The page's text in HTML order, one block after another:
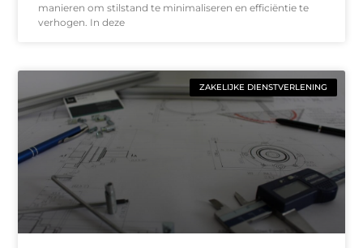
manieren om stilstand te minimaliseren en efficiëntie te
verhogen. In deze
ZAKELIJKE DIENSTVERLENING